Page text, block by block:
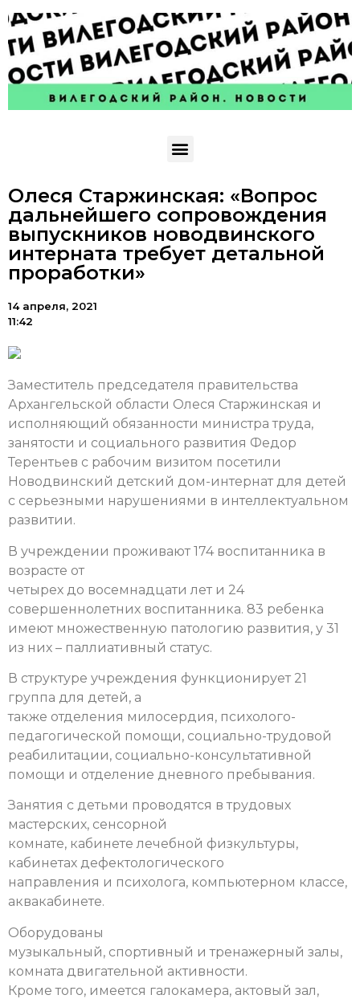
Олеся Старжинская: «Вопрос
дальнейшего сопровождения
выпускников новодвинского
интерната требует детальной
проработки»
14 апреля, 2021
11:42
Заместитель председателя правительства
Архангельской области Олеся Старжинская и
исполняющий обязанности министра труда,
занятости и социального развития Федор
Терентьев с рабочим визитом посетили
Новодвинский детский дом-интернат для детей
с серьезными нарушениями в интеллектуальном
развитии.
В учреждении проживают 174 воспитанника в
возрасте от
четырех до восемнадцати лет и 24
совершеннолетних воспитанника. 83 ребенка
имеют множественную патологию развития, у 31
из них – паллиативный статус.
В структуре учреждения функционирует 21
группа для детей, а
также отделения милосердия, психолого-
педагогической помощи, социально-трудовой
реабилитации, социально-консультативной
помощи и отделение дневного пребывания.
Занятия с детьми проводятся в трудовых
мастерских, сенсорной
комнате, кабинете лечебной физкультуры,
кабинетах дефектологического
направления и психолога, компьютерном классе,
аквакабинете.
Оборудованы
музыкальный, спортивный и тренажерный залы,
комната двигательной активности.
Кроме того, имеется галокамера, актовый зал,